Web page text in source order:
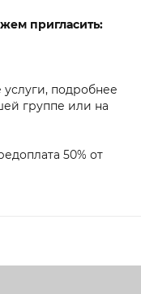
пригласить:
подробнее
группе или на
50% от